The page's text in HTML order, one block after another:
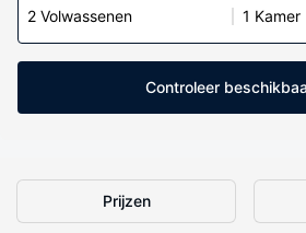
2 Volwassenen 1 Kamer
Controleer
Prijzen